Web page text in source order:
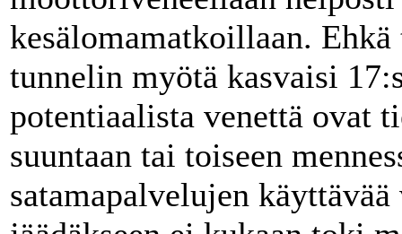
kesälomamatkoillaan.
tunnelin myötä kasvaisi
potentiaalista venettä ovat
suuntaan tai toiseen
satamapalvelujen